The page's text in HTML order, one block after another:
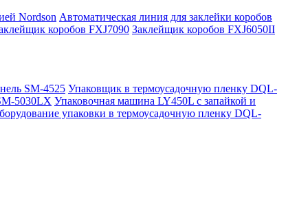
Nordson Автоматическая линия для заклейки коробов
коробов FXJ7090 Заклейщик коробов FXJ6050II
SM-4525 Упаковщик в термоусадочную пленку DQL-
5030LX Упаковочная машина LY450L с запайкой и
упаковки в термоусадочную пленку DQL-